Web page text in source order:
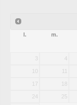
l. m.
3 4
10 11
17 18
24 25